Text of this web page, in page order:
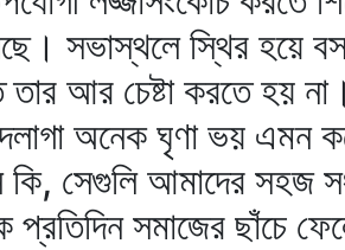
সভাস্থলে স্থির হয়ে
আর চেষ্টা করতে হয়
অনেক ঘৃণা ভয় এমন
কি, সেগুলি আমাদের সহজ
সমাজের ছাঁচে ফেলে